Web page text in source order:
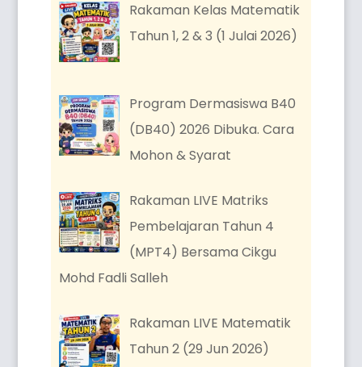
Rakaman Kelas Matematik
Tahun 1, 2 & 3 (1 Julai 2026)
Program Dermasiswa B40
(DB40) 2026 Dibuka. Cara
Mohon & Syarat
Rakaman LIVE Matriks
Pembelajaran Tahun 4
(MPT4) Bersama Cikgu
Mohd Fadli Salleh
Rakaman LIVE Matematik
Tahun 2 (29 Jun 2026)